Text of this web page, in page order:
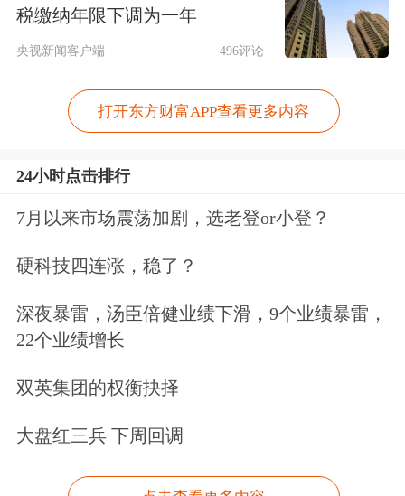
利于更好维护市场稳定，减少改革阻
力，为增量制度改革提供更可控的“试
验空间”，又有利于集中管理未盈利科
技型企业，便于投资者更好识别风险，
更好保护投资者合法权益。
上海交通大学金融学博士，上海师范大
学商学院副院长、副教授姚亚伟表示，
与主体，通常具有较为丰富的投资经
专业机构投资者制度，能够借助顶级风
投、产业基金等专业机构的眼光，为审
税缴纳年限下调为一年
央视新闻客户端 496评论
打开东方财富APP查看更多内容
24小时点击排行
7月以来市场震荡加剧，选老登or小登？
硬科技四连涨，稳了？
深夜暴雷，汤臣倍健业绩下滑，9个业绩暴雷，
22个业绩增长
双英集团的权衡抉择
大盘红三兵 下周回调